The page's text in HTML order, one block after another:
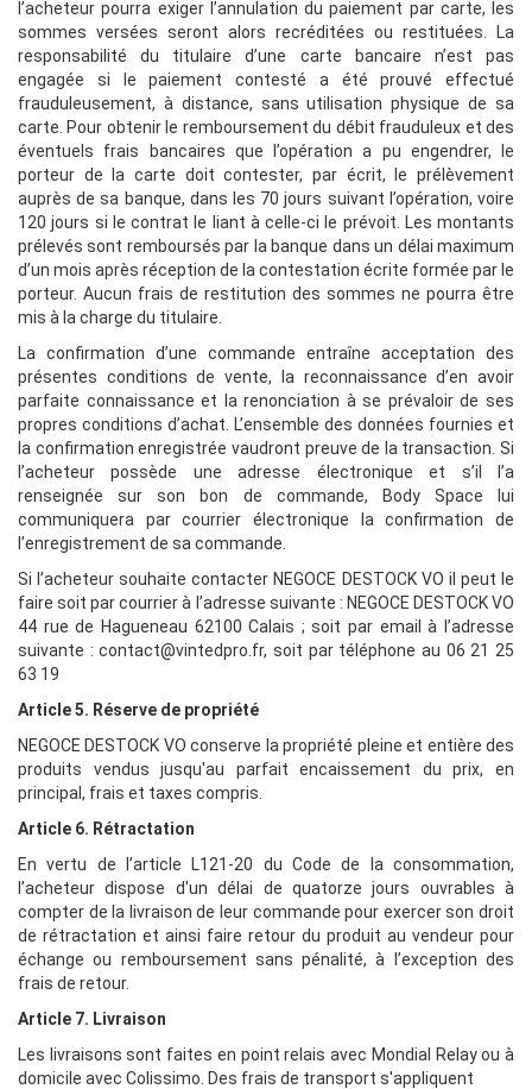
l’acheteur pourra exiger l’annulation du paiement par carte, les
sommes versées seront alors recréditées ou restituées. La
responsabilité du titulaire d’une carte bancaire n’est pas
engagée si le paiement contesté a été prouvé effectué
frauduleusement, à distance, sans utilisation physique de sa
carte. Pour obtenir le remboursement du débit frauduleux et des
éventuels frais bancaires que l’opération a pu engendrer, le
porteur de la carte doit contester, par écrit, le prélèvement
auprès de sa banque, dans les 70 jours suivant l’opération, voire
120 jours si le contrat le liant à celle-ci le prévoit. Les montants
prélevés sont remboursés par la banque dans un délai maximum
d’un mois après réception de la contestation écrite formée par le
porteur. Aucun frais de restitution des sommes ne pourra être
mis à la charge du titulaire.
La confirmation d’une commande entraîne acceptation des
présentes conditions de vente, la reconnaissance d’en avoir
parfaite connaissance et la renonciation à se prévaloir de ses
propres conditions d’achat. L’ensemble des données fournies et
la confirmation enregistrée vaudront preuve de la transaction. Si
l’acheteur possède une adresse électronique et s’il l’a
renseignée sur son bon de commande, Body Space
lui
communiquera par courrier électronique la confirmation de
l’enregistrement de sa commande.
Si l’acheteur souhaite contacter NEGOCE DESTOCK VO il peut le
faire soit par courrier à l’adresse suivante : NEGOCE DESTOCK VO
44 rue de Hagueneau 62100 Calais ; soit par email à l’adresse
suivante : contact@vintedpro.fr, soit par téléphone au 06 21 25
63 19
Article 5. Réserve de propriété
NEGOCE DESTOCK VO conserve la propriété pleine et entière des
produits vendus jusqu'au parfait encaissement du prix, en
principal, frais et taxes compris.
Article 6. Rétractation
En vertu de l’article L121-20 du Code de la consommation,
l’acheteur dispose d'un délai de quatorze jours ouvrables à
compter de la livraison de leur commande pour exercer son droit
de rétractation et ainsi faire retour du produit au vendeur pour
échange ou remboursement sans pénalité, à l’exception des
frais de retour.
Article 7. Livraison
Les livraisons sont faites en point relais avec Mondial Relay ou à
domicile avec Colissimo. Des frais de transport s'appliquent